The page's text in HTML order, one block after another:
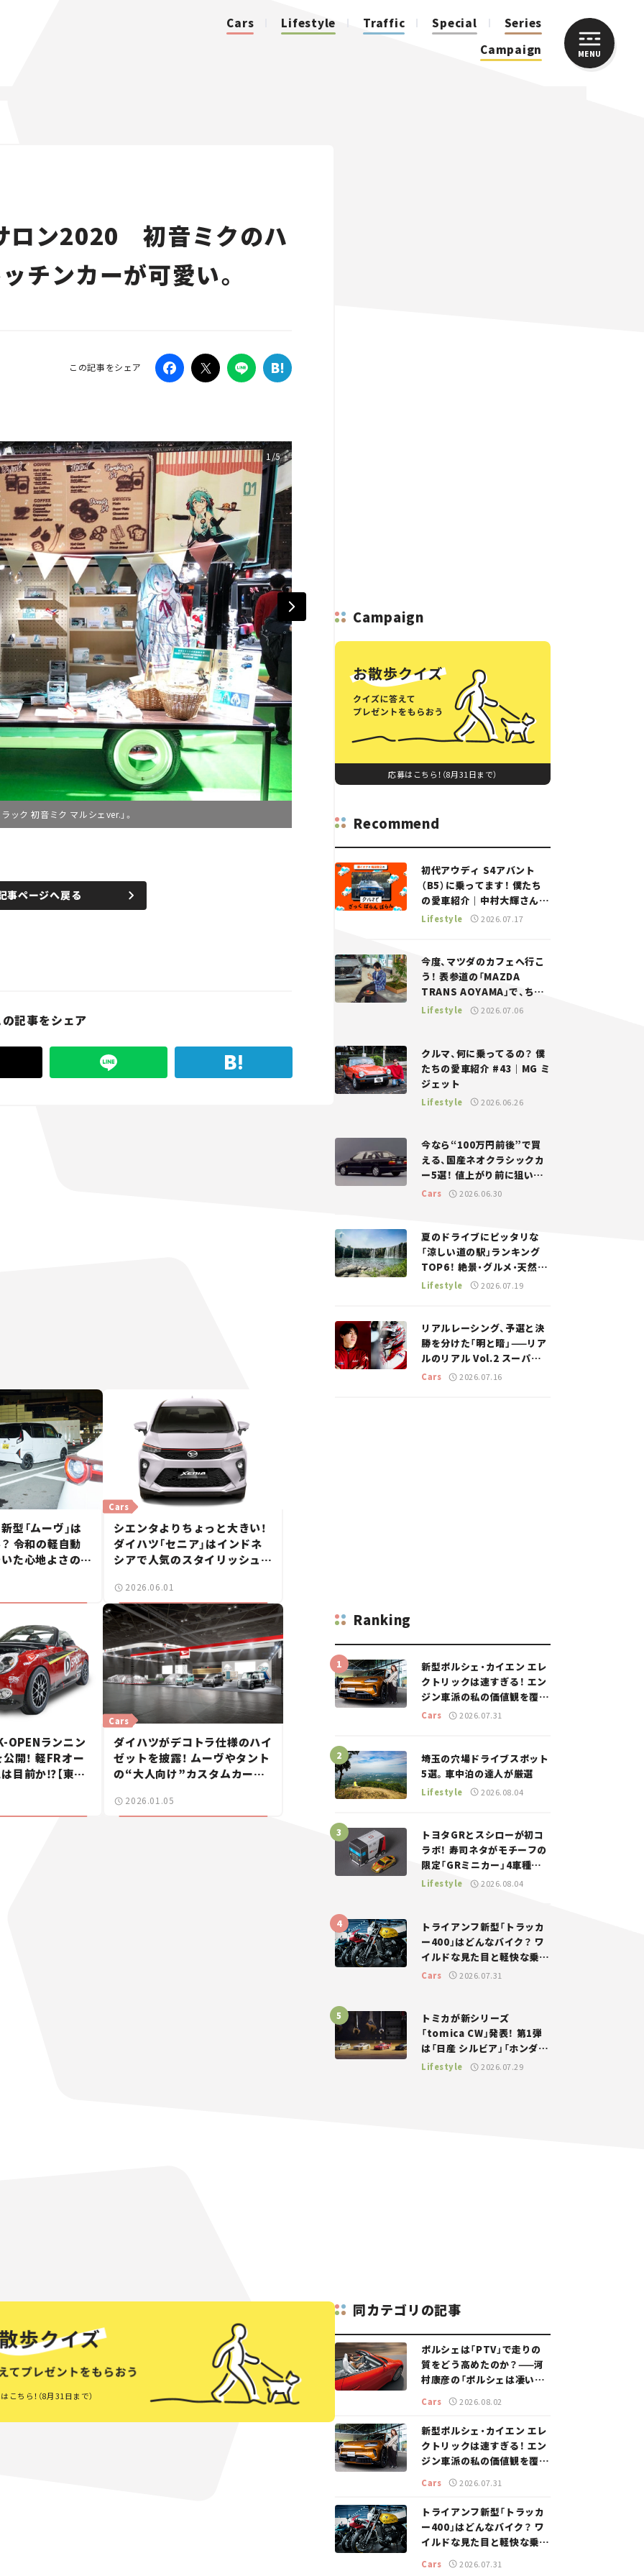
Cars Lifestyle Traffic Special
Series
Campaign
MENU
ロン2020 初音ミクのハ
チンカーが可愛い。
この記事をシェア
1/5
ック 初音ミク マルシェver.」。
事ページへ戻る
記事をシェア
型「ムーヴ」は
令和の軽自動
た心地よさの正
Cars
シエンタよりちょっと大きい！
ダイハツ「セニア」はインドネ
シアで人気のスタイリッシュな
【日本未発売のクルマたち
#️16】
2026.06.01
OPENランニン
開！ 軽FRオー
目前か⁉︎【東京
Cars
ダイハツがデコトラ仕様のハイ
ゼットを披露！ ムーヴやタント
の“大人向け”カスタムカーも
2026.01.05
こちら！（8月31日まで）
Campaign
応募はこちら！（8月31日まで）
Recommend
初代アウディ S4アバント
（B5）に乗ってます！ 僕たち
の愛車紹介｜中村大輝さん
——瀬イオナと嶋田智之の
Lifestyle 2026.07.17
今度、マツダのカフェへ行こ
う！ 表参道の「MAZDA
TRANS AOYAMA」で、ちょ
っとひと息。——連載｜CCG
Lifestyle 2026.07.06
クルマ、何に乗ってるの？ 僕
たちの愛車紹介 #43｜MG ミ
ジェット
Lifestyle 2026.06.26
今なら“100万円前後”で買
える、国産ネオクラシックカ
ー5選！ 値上がり前に狙いた
い、中古車探しをお手伝い――ち
Cars 2026.06.30
夏のドライブにピッタリな
「涼しい道の駅」ランキング
TOP6！ 絶景・グルメ・天然ク
ーラーなど、避暑におすすめ
Lifestyle 2026.07.19
リアルレーシング、予選と決
勝を分けた「明と暗」——リア
ルのリアル Vol.2 スーパー
GT 2026開幕戦 岡山国際サ
Cars 2026.07.16
Ranking
新型ポルシェ・カイエン エレ
クトリックは速すぎる！ エン
ジン車派の私の価値観を覆し
た、新しいポルシェの走り。
Cars 2026.07.31
埼玉の穴場ドライブスポット
5選。車中泊の達人が厳選
Lifestyle 2026.08.04
トヨタGRとスシローが初コ
ラボ！ 寿司ネタがモチーフの
限定「GRミニカー」4車種が
登場。入手方法は？【クルマ
Lifestyle 2026.08.04
トライアンフ新型「トラッカ
ー400」はどんなバイク？ ワ
イルドな見た目と軽快な乗り
味を両立した400ccフラット
Cars 2026.07.31
トミカが新シリーズ
「tomica CW」発表！ 第1弾
は「日産 シルビア」「ホンダ
NSX」が登場。世界が注目す
Lifestyle 2026.07.29
同カテゴリの記事
ポルシェは「PTV」で走りの
質をどう高めたのか？——河
村康彦の「ポルシェは凄い！」
Cars 2026.08.02
新型ポルシェ・カイエン エレ
クトリックは速すぎる！ エン
ジン車派の私の価値観を覆し
た、新しいポルシェの走り。
Cars 2026.07.31
トライアンフ新型「トラッカ
ー400」はどんなバイク？ ワ
イルドな見た目と軽快な乗り
味を両立した400ccフラット
トラッカー【試乗レビュー】
Cars 2026.07.31
CLOSE
Traffic
Campaign